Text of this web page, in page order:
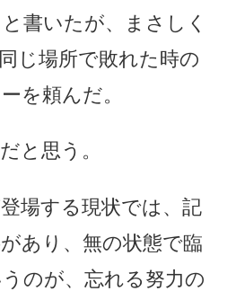
書いたが、まさしく
じ場所で敗れた時の
を頼んだ。
と思う。
場する現状では、記
あり、無の状態で臨
のが、忘れる努力の